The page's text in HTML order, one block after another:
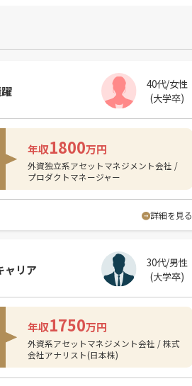
40代/女性
(大学卒)
年収1800万円
外資独立系アセットマネジメント会社 /
プロダクトマネージャー
詳細を見る
ャリア
30代/男性
(大学卒)
年収1750万円
外資系アセットマネジメント会社 / 株式
会社アナリスト(日本株)